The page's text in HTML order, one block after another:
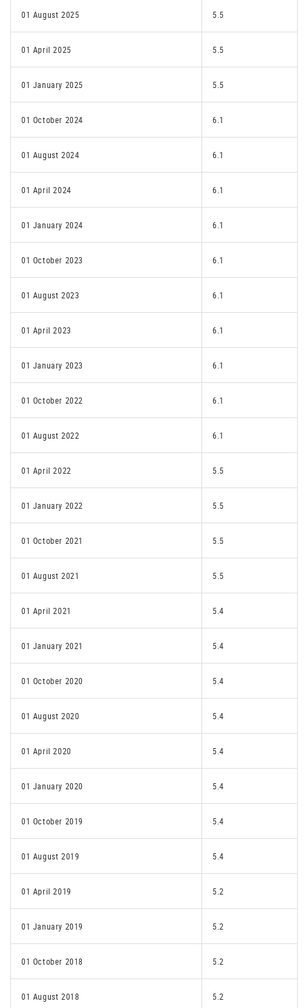
01 August 2025 5.5
01 April 2025 5.5
01 January 2025 5.5
01 October 2024 6.1
01 August 2024 6.1
01 April 2024 6.1
01 January 2024 6.1
01 October 2023 6.1
01 August 2023 6.1
01 April 2023 6.1
01 January 2023 6.1
01 October 2022 6.1
01 August 2022 6.1
01 April 2022 5.5
01 January 2022 5.5
01 October 2021 5.5
01 August 2021 5.5
01 April 2021 5.4
01 January 2021 5.4
01 October 2020 5.4
01 August 2020 5.4
01 April 2020 5.4
01 January 2020 5.4
01 October 2019 5.4
01 August 2019 5.4
01 April 2019 5.2
01 January 2019 5.2
01 October 2018 5.2
01 August 2018 5.2